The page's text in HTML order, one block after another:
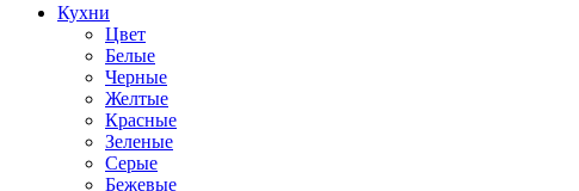
Кухни
Цвет
Белые
Черные
Желтые
Красные
Зеленые
Серые
Бежевые